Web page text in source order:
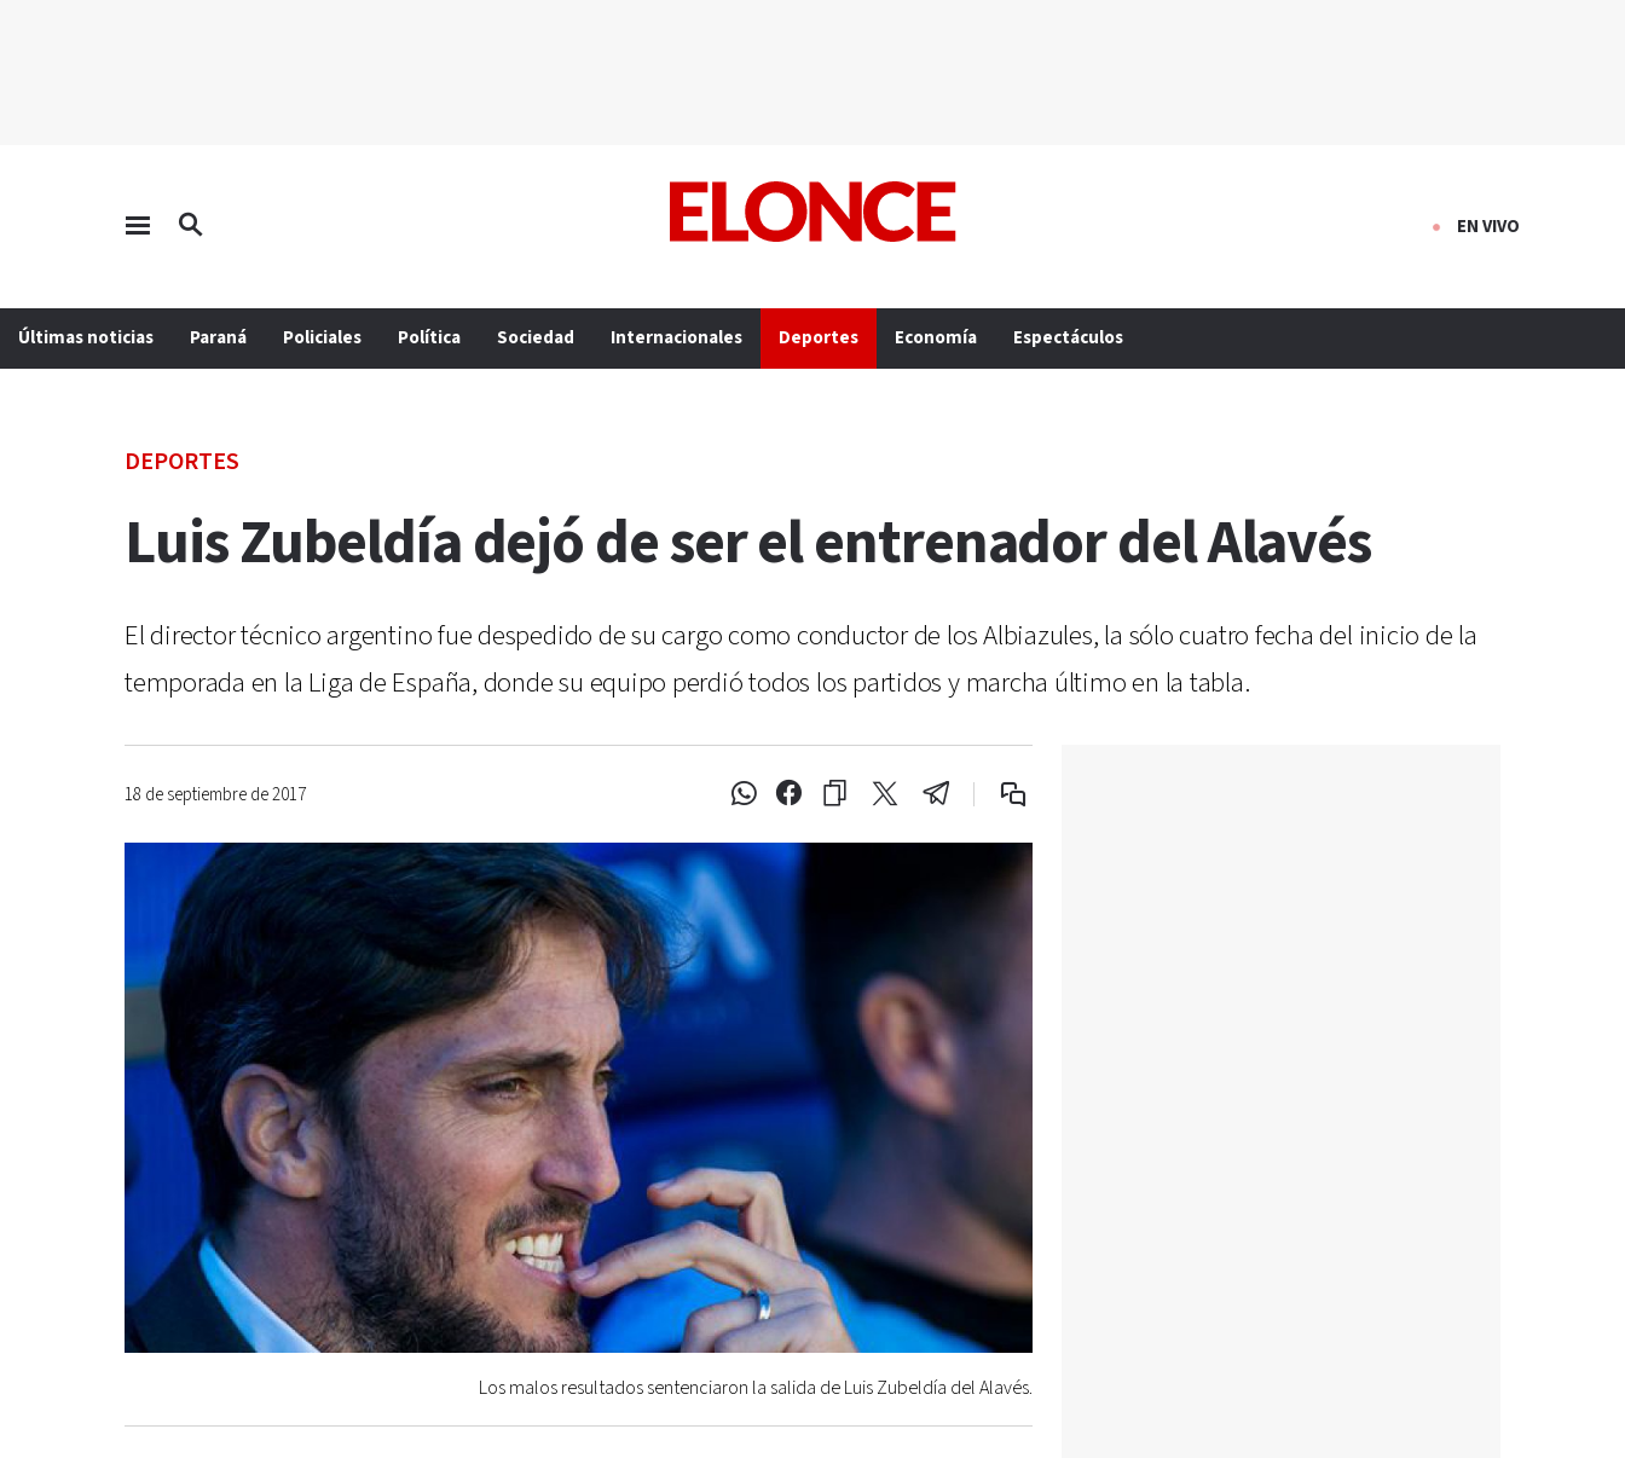
EN VIVO
Últimas noticias Paraná Policiales Política Sociedad Internacionales Deportes Economía Espectáculos
DEPORTES
Luis Zubeldía dejó de ser el entrenador del Alavés
El director técnico argentino fue despedido de su cargo como conductor de los Albiazules, la sólo cuatro fecha del inicio de la
temporada en la Liga de España, donde su equipo perdió todos los partidos y marcha último en la tabla.
18 de septiembre de 2017
Los malos resultados sentenciaron la salida de Luis Zubeldía del Alavés.